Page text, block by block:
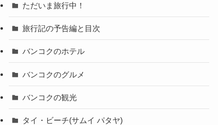
ただいま旅行中！
旅行記の予告編と目次
バンコクのホテル
バンコクのグルメ
バンコクの観光
タイ・ビーチ(サムイ パタヤ)